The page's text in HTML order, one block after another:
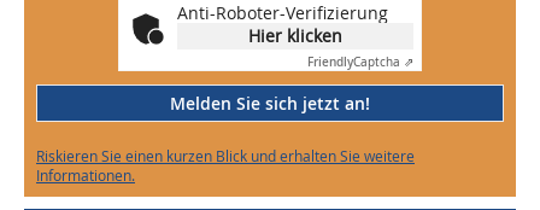
Anti-Roboter-Verifizierung
Hier klicken
FriendlyCaptcha ⇗
Melden Sie sich jetzt an!
Riskieren Sie einen kurzen Blick und erhalten Sie weitere
Informationen.